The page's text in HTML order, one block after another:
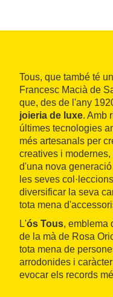
Tous, que també té
Francesc Macià de
que, des de l'any
joieria de luxe. Amb
últimes tecnologies
més artesanals per
creatives i
d'una nova
les seves
diversificar la seva
tota mena
L'ós Tous, emblema
de la mà de Rosa
tota mena de
arrodonides i
evocar els records